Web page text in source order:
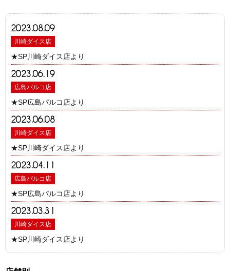
2023.08.09
川崎ダイス店
★SP川崎ダイス店より
2023.06.19
広島パルコ店
★SP広島パルコ店より
2023.06.08
川崎ダイス店
★SP川崎ダイス店より
2023.04.11
広島パルコ店
★SP広島パルコ店より
2023.03.31
川崎ダイス店
★SP川崎ダイス店より